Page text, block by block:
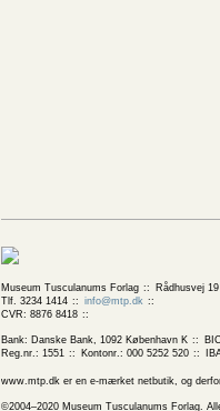
Museum Tusculanums Forlag Rådhusvej 19
Tlf. 3234 1414
info@mtp.dk
CVR: 8876 8418
Bank: Danske Bank, 1092 København K
Reg.nr.: 1551
Kontonr.: 000 5252 520
www.mtp.dk er en e-mærket netbutik, og
©2004–2020 Museum Tusculanums Forlag.